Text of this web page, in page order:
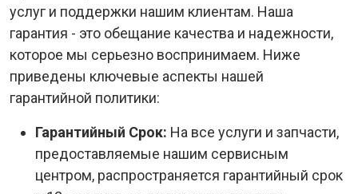
услуг и поддержки нашим клиентам. Наша
гарантия - это обещание качества и надежности,
которое мы серьезно воспринимаем. Ниже
приведены ключевые аспекты нашей
гарантийной политики:
Гарантийный Срок: На все услуги и запчасти,
предоставляемые нашим сервисным
центром, распространяется гарантийный срок